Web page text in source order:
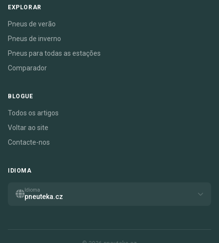
EXPLORAR
Pneus de verão
Pneus de inverno
Pneus para todas as estações
Comparador
BLOGUE
Todos os artigos
Voltar ao site
Contacte-nos
IDIOMA
Idioma
pneuteka.cz